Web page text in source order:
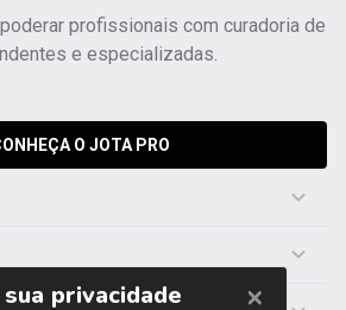
profissionais com curadoria de
e especializadas.
O JOTA PRO